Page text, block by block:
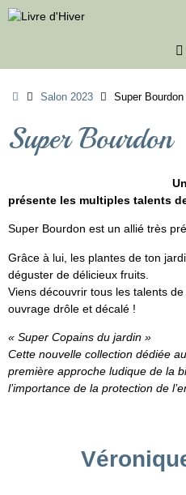
Passer
au
AccueilSalon 2023 Super Bourdon
Super Bourdon
présente les multiples talents
Super Bourdon est un allié très
Grâce à lui, les plantes de ton
déguster de délicieux fruits.
Viens découvrir tous les talents
ouvrage drôle et décalé !
« Super Copains du jardin »
Cette nouvelle collection dédiée
première approche ludique de la
l’importance de la protection de